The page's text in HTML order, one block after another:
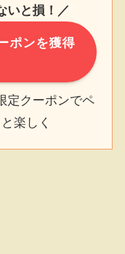
いと損！／
ポンを獲得
定クーポンでペ
楽しく